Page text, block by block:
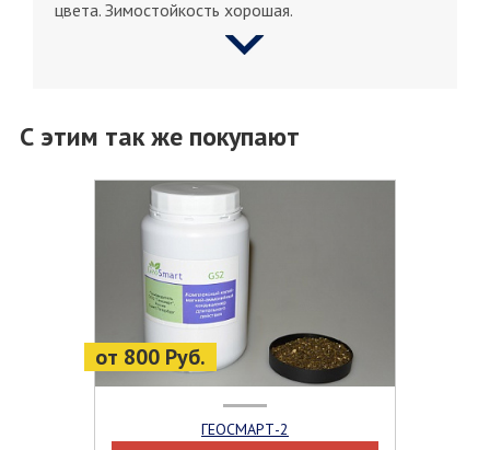
цвета. Зимостойкость хорошая.
С этим так же покупают
от 800 Руб.
ГЕОСМАРТ-2